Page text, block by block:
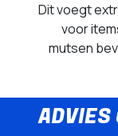
Dit voegt
voor
mutsen
ADVIES